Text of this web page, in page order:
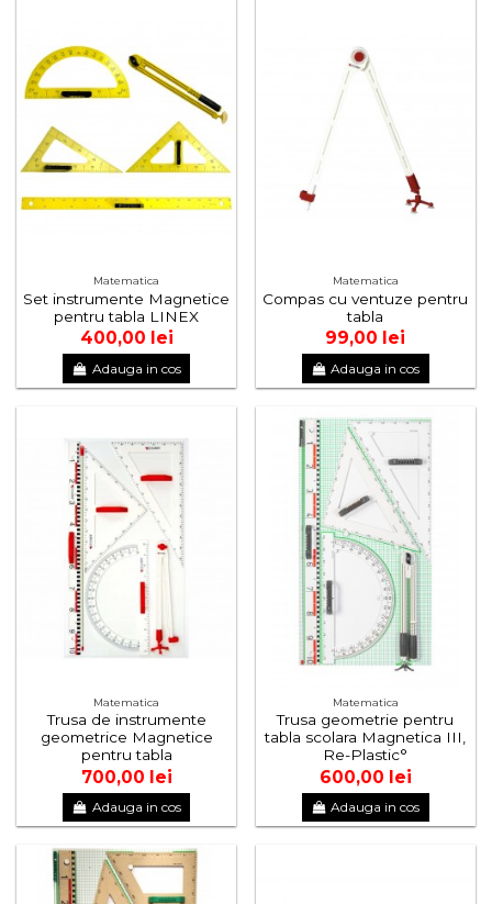
Matematica
Set instrumente Magnetice
pentru tabla LINEX
400,00 lei
Adauga in cos
Matematica
Compas cu ventuze pentru
tabla
99,00 lei
Adauga in cos
Matematica
Trusa de instrumente
geometrice Magnetice
pentru tabla
700,00 lei
Adauga in cos
Matematica
Trusa geometrie pentru
tabla scolara Magnetica III,
Re-Plastic°
600,00 lei
Adauga in cos